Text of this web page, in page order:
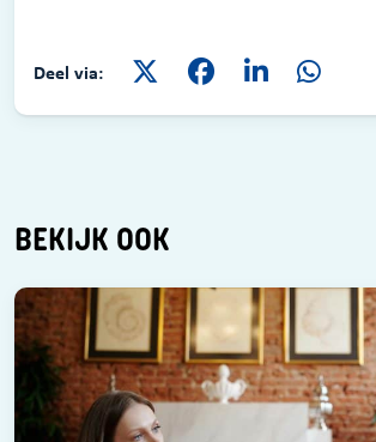
Deel via:
BEKIJK OOK